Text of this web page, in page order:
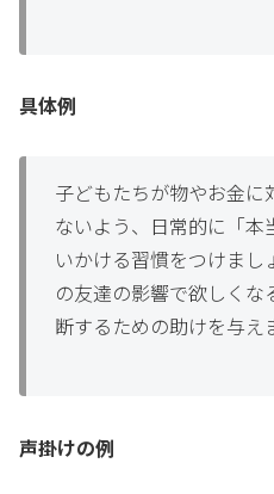
具体例
子どもたちが物やお金
ないよう、日常的に「
いかける習慣をつけまし
の友達の影響で欲しくな
断するための助けを与え
声掛けの例